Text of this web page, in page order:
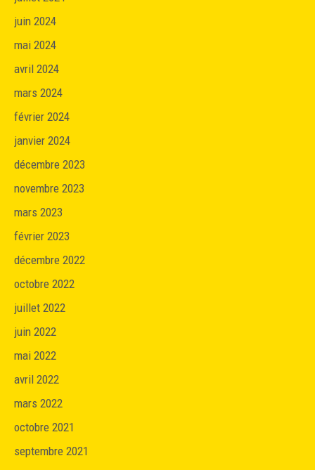
juin 2024
mai 2024
avril 2024
mars 2024
février 2024
janvier 2024
décembre 2023
novembre 2023
mars 2023
février 2023
décembre 2022
octobre 2022
juillet 2022
juin 2022
mai 2022
avril 2022
mars 2022
octobre 2021
septembre 2021